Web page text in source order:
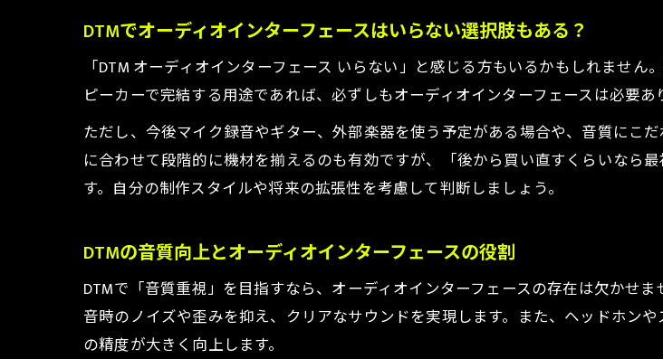
長く使えるDTMオーディオインタ
用途別に異なるDTMオーディオインタ
DTMの用途別に最適なオーディオ
録音やモニタリング重視で選ぶ
DTM初心者が迷わない用途別選定
用途ごとに異なるDTM必要機能の
今後失敗しないためのDTM環境構築ポイ
DTM初心者が失敗しないための環
DTM導入で後悔しないための準備
長期的に役立つDTMオーディオイ
DTMでオーディオインターフェースはいらない選択肢もある？
「DTM オーディオインターフェース いらない」と感じる方もいるかもしれませ
ピーカーで完結する用途であれば、必ずしもオーディオインターフェースは必要あ
ただし、今後マイク録音やギター、外部楽器を使う予定がある場合や、音質にこ
に合わせて段階的に機材を揃えるのも有効ですが、「後から買い直すくらいなら
す。自分の制作スタイルや将来の拡張性を考慮して判断しましょう。
DTMの音質向上とオーディオインターフェースの役割
DTMで「音質重視」を目指すなら、オーディオインターフェースの存在は欠かせ
音時のノイズや歪みを抑え、クリアなサウンドを実現します。また、ヘッドホン
の精度が大きく向上します。
お気軽にお問い合わせ
お気軽にお問い合わせ